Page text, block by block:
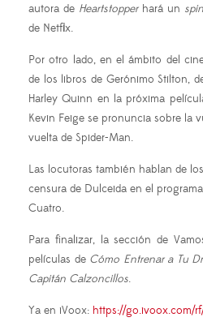
autora de Heartstopperhará un
de Netflix.
Por otro lado, en el ámbito del
de los libros de Gerónimo Stilton,
Harley Quinn en la próxima
Kevin Feige se pronuncia sobre la
vuelta de Spider-Man.
Las locutoras también hablan de
censura de Dulceida en el
Cuatro.
Para finalizar, la sección de
películas de Cómo Entrenar a Tu
Capitán Calzoncillos.
Ya en iVoox: https://go.ivoox.com/